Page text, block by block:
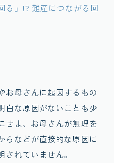
る」!? 難産につながる回
お母さんに起因するもの
白な原因がないことも少
せよ、お母さんが無理を
らなどが直接的な原因に
れていません。